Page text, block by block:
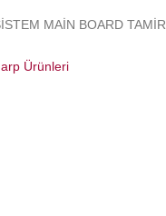
MAİN BOARD TAMİR
Ürünleri